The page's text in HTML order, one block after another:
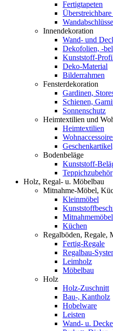
Fertigtapeten
Überstreichbare
Innendekoration
Wand- und
Dekofolien, -
Kunststoff-
Deko-Material
Bilderrahmen
Fensterdekoration
Gardinen,
Schienen,
Sonnenschutz
Heimtextilien und
Heimtextilien
Bodenbeläge
Kunststoff-
Teppichzubehör
Holz, Regal- u. Möbelbau
Mitnahme-Möbel,
Kleinmöbel
Küchen
Regalböden, Regale,
Fertig-Regale
Regalbau-
Leimholz
Möbelbau
Holz
Holz-Zuschnitt
Bau-, Kantholz
Hobelware
Leisten
Wand- u.